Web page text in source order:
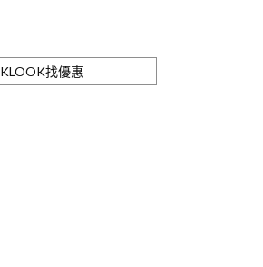
KLOOK找優惠